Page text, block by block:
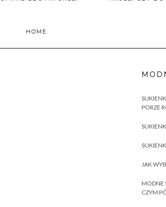
HOME
PORZE
JAK
MODNE
CZYM